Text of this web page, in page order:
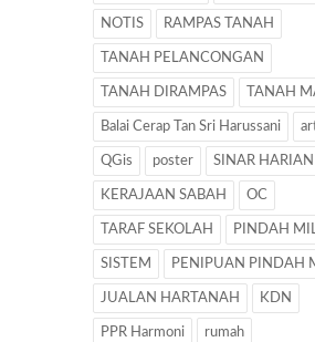
NOTIS RAMPAS TANAH
TANAH PELANCONGAN
TANAH DIRAMPAS TANAH
Balai Cerap Tan Sri Harussani
QGis poster SINAR HARIAN
KERAJAAN SABAH OC
TARAF SEKOLAH PINDAH
SISTEM PENIPUAN PINDAH
JUALAN HARTANAH KDN
PPR Harmoni rumah